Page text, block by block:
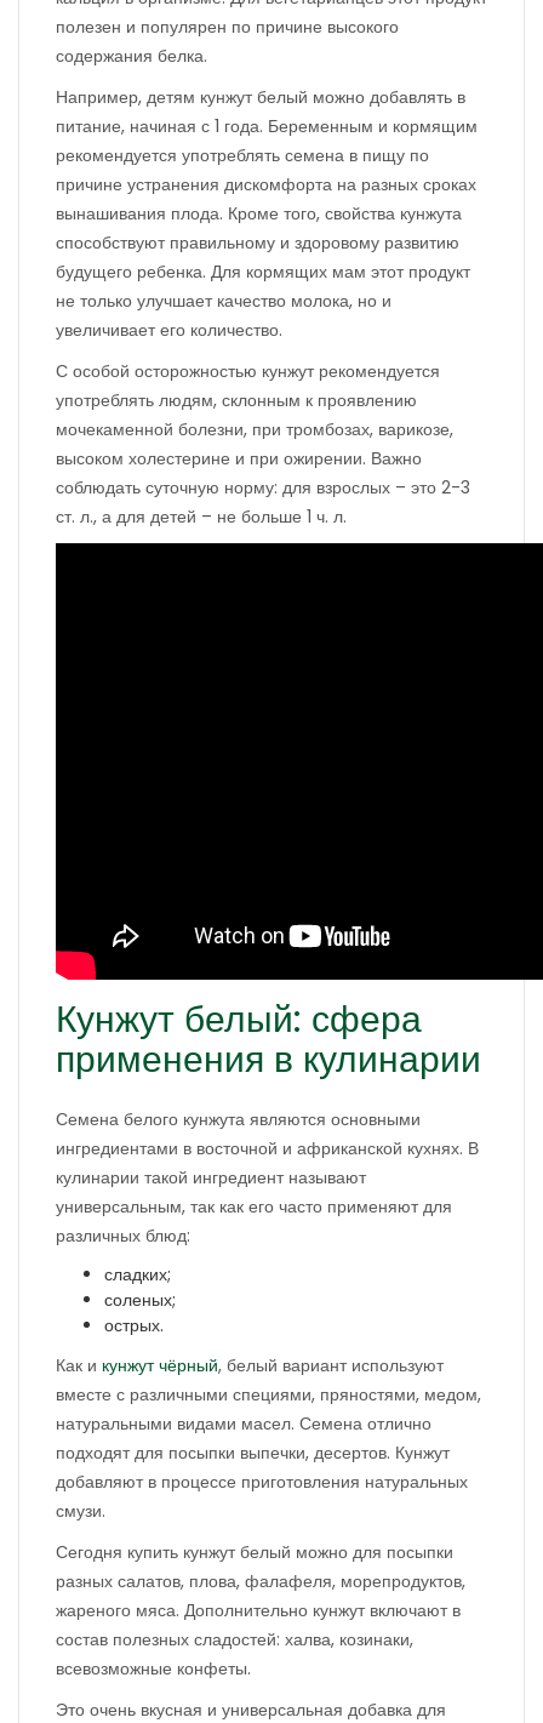
полезен и популярен по причине высокого
содержания белка.
Например, детям кунжут белый можно добавлять в
питание, начиная с 1 года. Беременным и кормящим
рекомендуется употреблять семена в пищу по
причине устранения дискомфорта на разных сроках
вынашивания плода. Кроме того, свойства кунжута
способствуют правильному и здоровому развитию
будущего ребенка. Для кормящих мам этот продукт
не только улучшает качество молока, но и
увеличивает его количество.
С особой осторожностью кунжут рекомендуется
употреблять людям, склонным к проявлению
мочекаменной болезни, при тромбозах, варикозе,
высоком холестерине и при ожирении. Важно
соблюдать суточную норму: для взрослых – это 2-3
ст. л., а для детей – не больше 1 ч. л.
Кунжут белый: сфера
применения в кулинарии
Семена белого кунжута являются основными
ингредиентами в восточной и африканской кухнях. В
кулинарии такой ингредиент называют
универсальным, так как его часто применяют для
различных блюд:
сладких;
соленых;
острых.
Как и кунжут чёрный, белый вариант используют
вместе с различными специями, пряностями, медом,
натуральными видами масел. Семена отлично
подходят для посыпки выпечки, десертов. Кунжут
добавляют в процессе приготовления натуральных
смузи.
Сегодня купить кунжут белый можно для посыпки
разных салатов, плова, фалафеля, морепродуктов,
жареного мяса. Дополнительно кунжут включают в
состав полезных сладостей: халва, козинаки,
всевозможные конфеты.
Это очень вкусная и универсальная добавка для